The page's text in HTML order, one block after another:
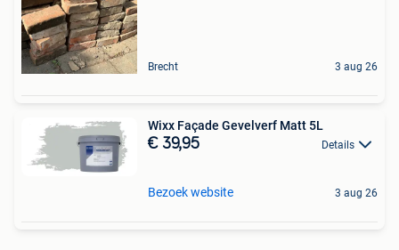
Brecht 3 aug 26
Wixx Façade Gevelverf Matt 5L
€ 39,95 Details
Bezoek website 3 aug 26